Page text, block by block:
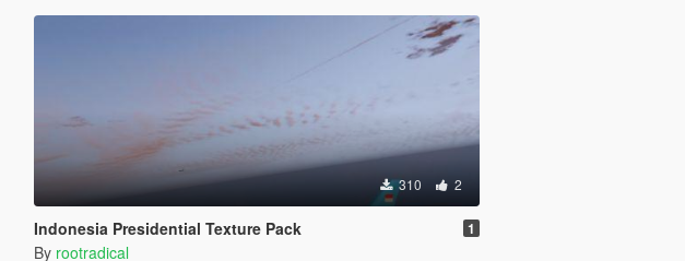
310 2
Indonesia Presidential Texture Pack 1
By rootradical